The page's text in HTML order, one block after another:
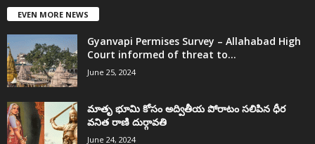
EVEN MORE NEWS
Gyanvapi Permises Survey – Allahabad High
Court informed of threat to...
June 25, 2024
మాతృ భూమి కోసం అద్వితీయ పోరాటం సలిపిన ధీర
వనిత రాణి దుర్గావతి
June 24, 2024